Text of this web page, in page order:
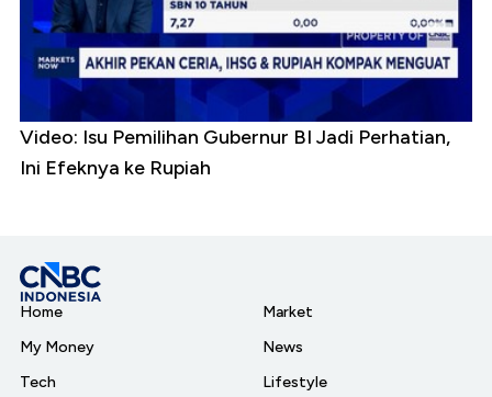
Video: Isu Pemilihan Gubernur BI Jadi Perhatian,
Ini Efeknya ke Rupiah
Home
My Money
Tech
Market
News
Lifestyle